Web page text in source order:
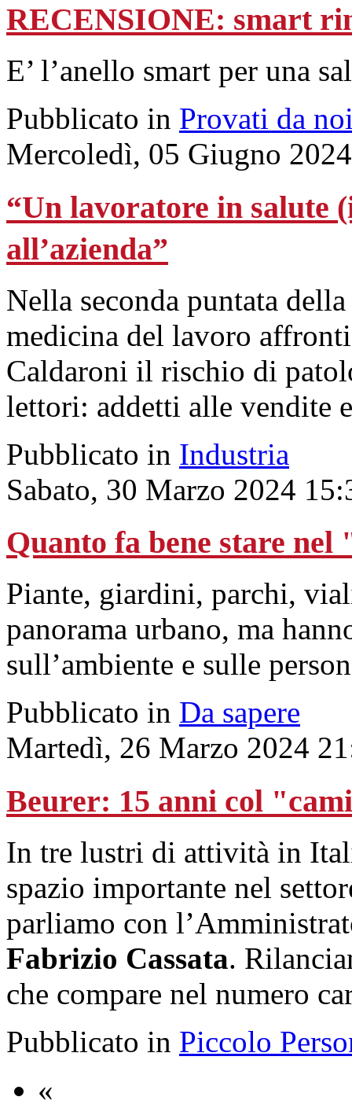
RECENSIONE: smart
E’ l’anello smart per una
Pubblicato in Provati da
Mercoledì, 05 Giugno
“Un lavoratore in salute
all’azienda”
Nella seconda puntata
medicina del lavoro
Caldaroni il rischio di
lettori: addetti alle vendite
Pubblicato in Industria
Sabato, 30 Marzo 2024
Quanto fa bene stare
Piante, giardini, parchi,
panorama urbano, ma
sull’ambiente e sulle
Pubblicato in Da sapere
Martedì, 26 Marzo 2024
Beurer: 15 anni col
In tre lustri di attività in
spazio importante nel
parliamo con
Fabrizio Cassata.
che compare nel numero
Pubblicato in Piccolo
«